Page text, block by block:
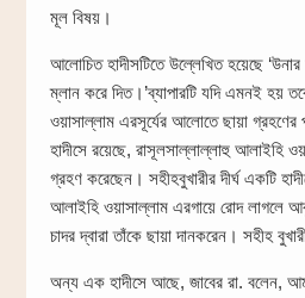
মূল বিষয়।
আলোচিত হাদীসটিতে উল্লেখিত হয়েছে
ম্লান করে দিত।’ব্যাপারটি যদি এমনই হয়
ওয়াসাল্লাম এরসূর্যের আলোতে ছায়া
হাদীসে রয়েছে, রাসূলসাল্লাল্লাহু আলাইহি
গ্রহণ করেছেন। সহীহবুখারীর দীর্ঘ একটি
আলাইহি ওয়াসাল্লাম এরগায়ে রোদ লাগলে
চাদর দ্বারা তাঁকে ছায়া দানকরেন। সহীহ
অন্য এক হাদীসে আছে, জাবের রা. বলেন,